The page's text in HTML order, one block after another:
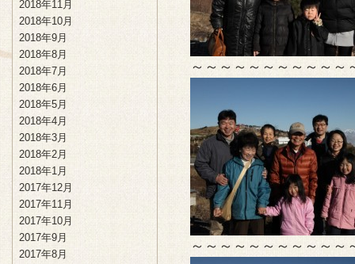
～～～～～～～～～～～
～～～～～～～～～～～
2018年11月
2018年10月
2018年9月
2018年8月
2018年7月
2018年6月
2018年5月
2018年4月
2018年3月
2018年2月
2018年1月
2017年12月
2017年11月
2017年10月
2017年9月
2017年8月